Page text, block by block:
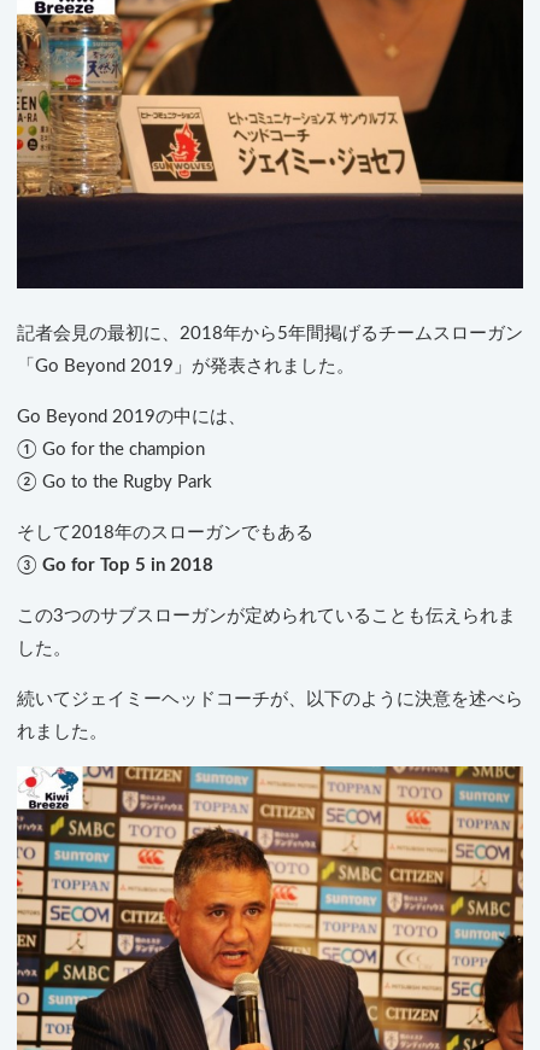
記者会見の最初に、2018年から5年間掲げるチームスローガン
「Go Beyond 2019」が発表されました。
Go Beyond 2019の中には、
① Go for the champion
② Go to the Rugby Park
そして2018年のスローガンでもある
③ Go for Top 5 in 2018
この3つのサブスローガンが定められていることも伝えられま
した。
続いてジェイミーヘッドコーチが、以下のように決意を述べら
れました。